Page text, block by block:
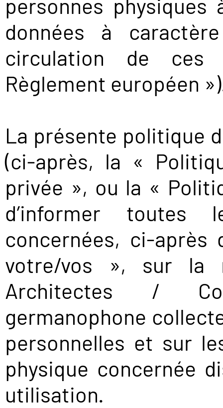
personnes
données à
circulation de ces
Règlement européen
La présente politique
(ci-après, la «
privée », ou la «
d’informer toutes
concernées, ci-
votre/vos », sur la
Architectes /
germanophone
personnelles et sur
physique concernée
utilisation.